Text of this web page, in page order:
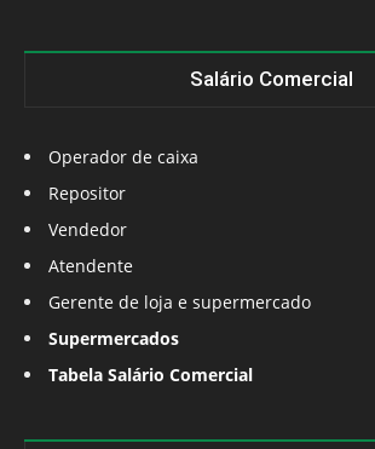
Salário Comercial
Operador de caixa
Repositor
Vendedor
Atendente
Gerente de loja e supermercado
Supermercados
Tabela Salário Comercial